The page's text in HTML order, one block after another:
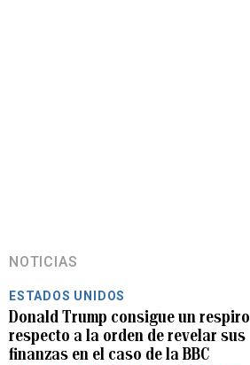
NOTICIAS
ESTADOS UNIDOS
Donald Trump consigue un respiro
respecto a la orden de revelar sus
finanzas en el caso de la BBC